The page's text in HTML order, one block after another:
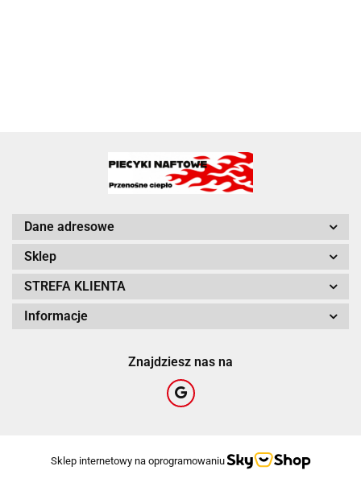
Dane adresowe
Sklep
STREFA KLIENTA
Informacje
Znajdziesz nas na
Sklep internetowy na oprogramowaniu